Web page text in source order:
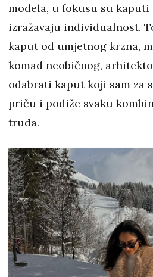
modela, u fokusu su
izražavaju individualnost.
kaput od umjetnog krzna,
komad neobičnog,
odabrati kaput koji sam za
priču i podiže svaku
truda.